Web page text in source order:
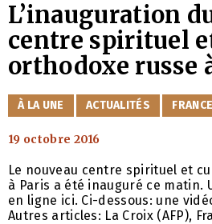
L’inauguration
centre spirituel
orthodoxe russe
CATÉGORIES
À LA UNE ACTUALITÉS FRANCE
19 octobre 2016
Le nouveau centre spirituel et
à Paris a été inauguré ce matin.
en ligne ici. Ci-dessous: une
Autres articles: La Croix (AFP),